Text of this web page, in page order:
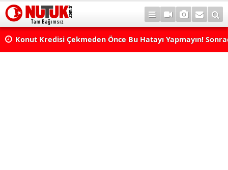
Konut Kredisi Çekmeden Önce Bu Hatayı Yapmayın!